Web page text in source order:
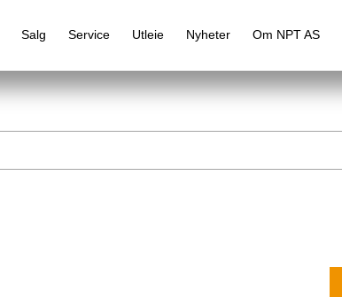
Salg Service Utleie Nyheter Om NPT AS